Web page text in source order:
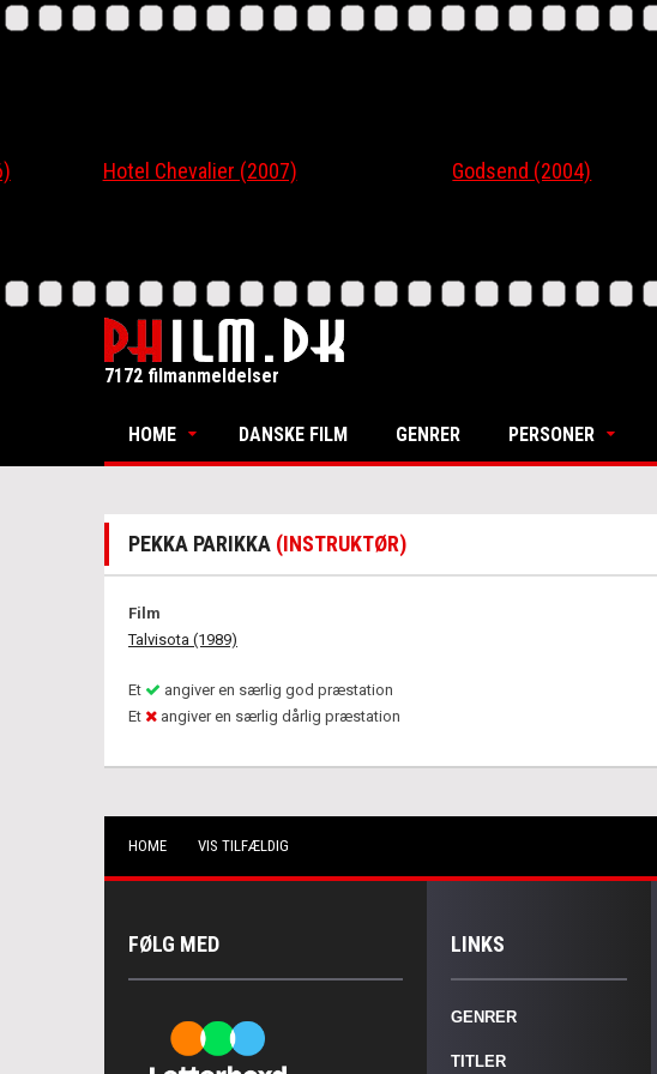
Hotel Chevalier (2007) Godsend (2004)
7172 filmanmeldelser
HOME DANSKE FILM GENRER PERSONER
PEKKA PARIKKA (INSTRUKTØR)
Film
Talvisota (1989)
Et
angiver en særlig god præstation
Et
angiver en særlig dårlig præstation
HOME VIS TILFÆLDIG
FØLG MED LINKS
GENRER
TITLER